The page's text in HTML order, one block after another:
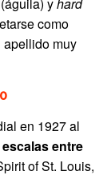
como
apellido muy
en 1927 al
entre
of St. Louis,